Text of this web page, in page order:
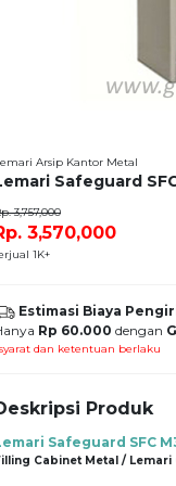
Arsip Kantor Metal
Safeguard
3,570,000
3,757,000
1K+
Estimasi Biaya
Rp 60.000 dengan
dan ketentuan berlaku
Produk
Safeguard SFC
Cabinet Metal /